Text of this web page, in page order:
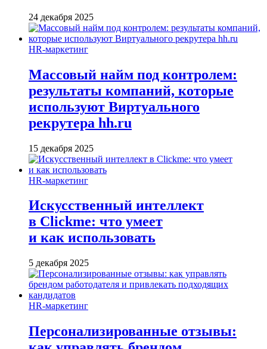
24 декабря 2025
HR-маркетинг
Массовый найм под контролем:
результаты компаний, которые
используют Виртуального
рекрутера hh.ru
15 декабря 2025
HR-маркетинг
Искусственный интеллект
в Clickme: что умеет
и как использовать
5 декабря 2025
HR-маркетинг
Персонализированные отзывы: